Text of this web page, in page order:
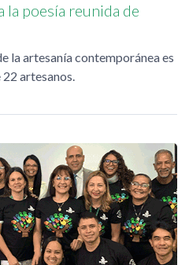
la poesía reunida de
la artesanía contemporánea es
artesanos.